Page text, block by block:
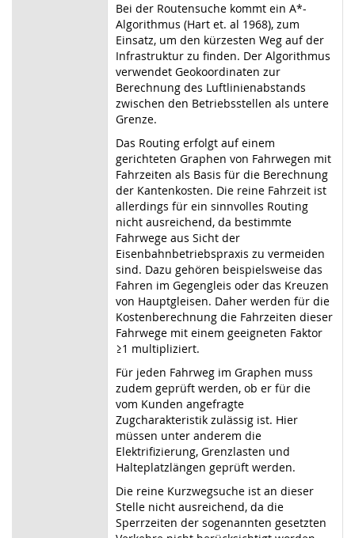
Bei der Routensuche kommt ein A*-
Algorithmus (Hart et. al 1968), zum
Einsatz, um den kürzesten Weg auf der
Infrastruktur zu finden. Der Algorithmus
verwendet Geokoordinaten zur
Berechnung des Luftlinienabstands
zwischen den Betriebsstellen als untere
Grenze.
Das Routing erfolgt auf einem
gerichteten Graphen von Fahrwegen mit
Fahrzeiten als Basis für die Berechnung
der Kantenkosten. Die reine Fahrzeit ist
allerdings für ein sinnvolles Routing
nicht ausreichend, da bestimmte
Fahrwege aus Sicht der
Eisenbahnbetriebspraxis zu vermeiden
sind. Dazu gehören beispielsweise das
Fahren im Gegengleis oder das Kreuzen
von Hauptgleisen. Daher werden für die
Kostenberechnung die Fahrzeiten dieser
Fahrwege mit einem geeigneten Faktor
≥1 multipliziert.
Für jeden Fahrweg im Graphen muss
zudem geprüft werden, ob er für die
vom Kunden angefragte
Zugcharakteristik zulässig ist. Hier
müssen unter anderem die
Elektrifizierung, Grenzlasten und
Halteplatzlängen geprüft werden.
Die reine Kurzwegsuche ist an dieser
Stelle nicht ausreichend, da die
Sperrzeiten der sogenannten gesetzten